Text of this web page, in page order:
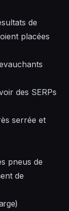
de
placées
des SERPs
serrée et
pneus de
de